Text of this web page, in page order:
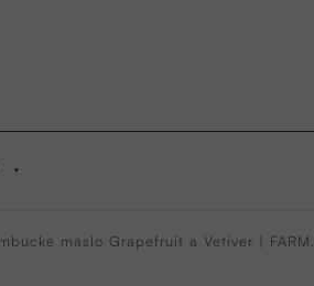
máslo Grapefruit a Vetiver |